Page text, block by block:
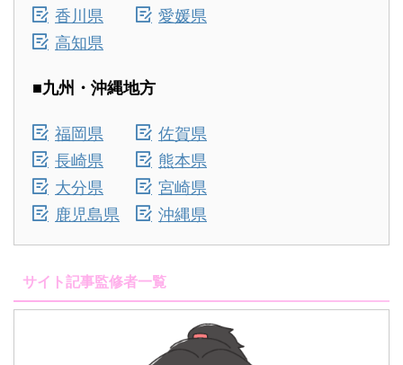
香川県
愛媛県
高知県
■九州・沖縄地方
福岡県
佐賀県
長崎県
熊本県
大分県
宮崎県
鹿児島県
沖縄県
サイト記事監修者一覧